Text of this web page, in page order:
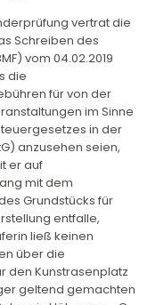
vertrat die
Schreiben des
vom 04.02.2019
die
für von der
im Sinne
in der
anzusehen seien,
er auf
mit dem
Grundstücks für
entfalle,
ließ keinen
über die
den Kunstrasenplatz
geltend gemachten